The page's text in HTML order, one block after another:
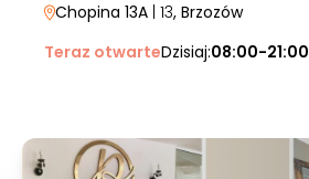
Chopina 13A | 13, Brzozów
Teraz otwarteDzisiaj:08:00-21:00